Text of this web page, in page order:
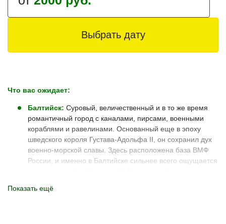
Выбрать дату
Что вас ожидает:
Балтийск: Суровый, величественный и в то же время
романтичный город с каналами, пирсами, военными
кораблями и равелинами. Основанный еще в эпоху
шведского короля Густава-Адольфа II, он сохранил дух
военно-морской славы. Здесь расположена база ВМФ
России, и именно в Балтийске сильнее всего ощущается
Елизавете, существует с XVII века. Вы сможете
Показать ещё